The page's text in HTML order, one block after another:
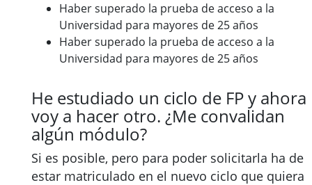
Haber superado la prueba de acceso a la
Universidad para mayores de 25 años
Haber superado la prueba de acceso a la
Universidad para mayores de 25 años
He estudiado un ciclo de FP y ahora
voy a hacer otro. ¿Me convalidan
algún módulo?
Si es posible, pero para poder solicitarla ha de
estar matriculado en el nuevo ciclo que quiera